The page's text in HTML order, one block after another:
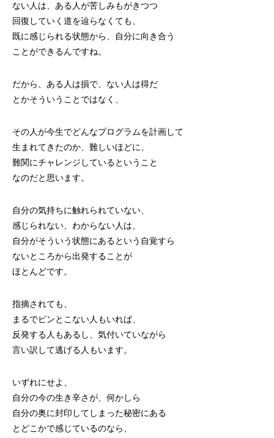
ない人は、ある人が苦しみもがきつつ
回復していく道を辿らなくても、
既に感じられる状態から、自分に向き合う
ことができるんですね。
だから、ある人は損で、ない人は得だ
とかそういうことではなく、
その人が今生でどんなプログラムを計画して
生まれてきたのか、難しいほどに、
難関にチャレンジしているということ
なのだと思います。
自分の気持ちに触れられていない、
感じられない、わからない人は、
自分がそういう状態にあるという自覚すら
ないところから出発することが
ほとんどです。
指摘されても、
まるでピンとこない人もいれば、
反発する人もあるし、気付いていながら
言い訳して逃げる人もいます。
いずれにせよ、
自分の今の生き辛さが、何かしら
自分の奥に封印してしまった秘密にある
とどこかで感じているのなら、